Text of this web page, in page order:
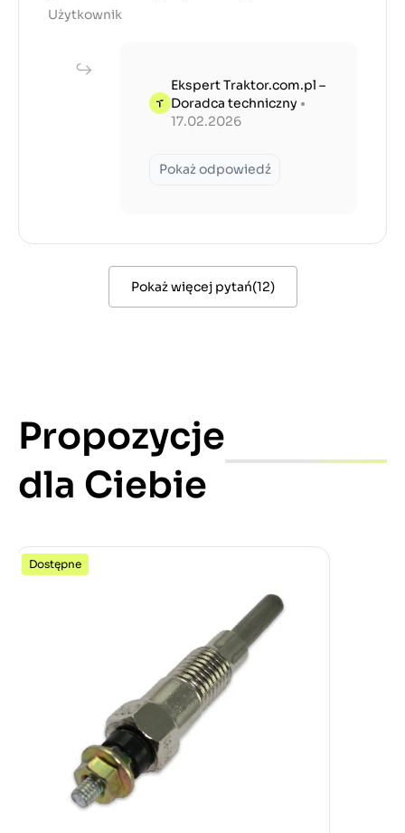
Użytkownik
Ekspert Traktor.com.pl –
Doradca techniczny •
17.02.2026
Pokaż odpowiedź
Pokaż więcej pytań(12)
Propozycje
dla Ciebie
Dostępne